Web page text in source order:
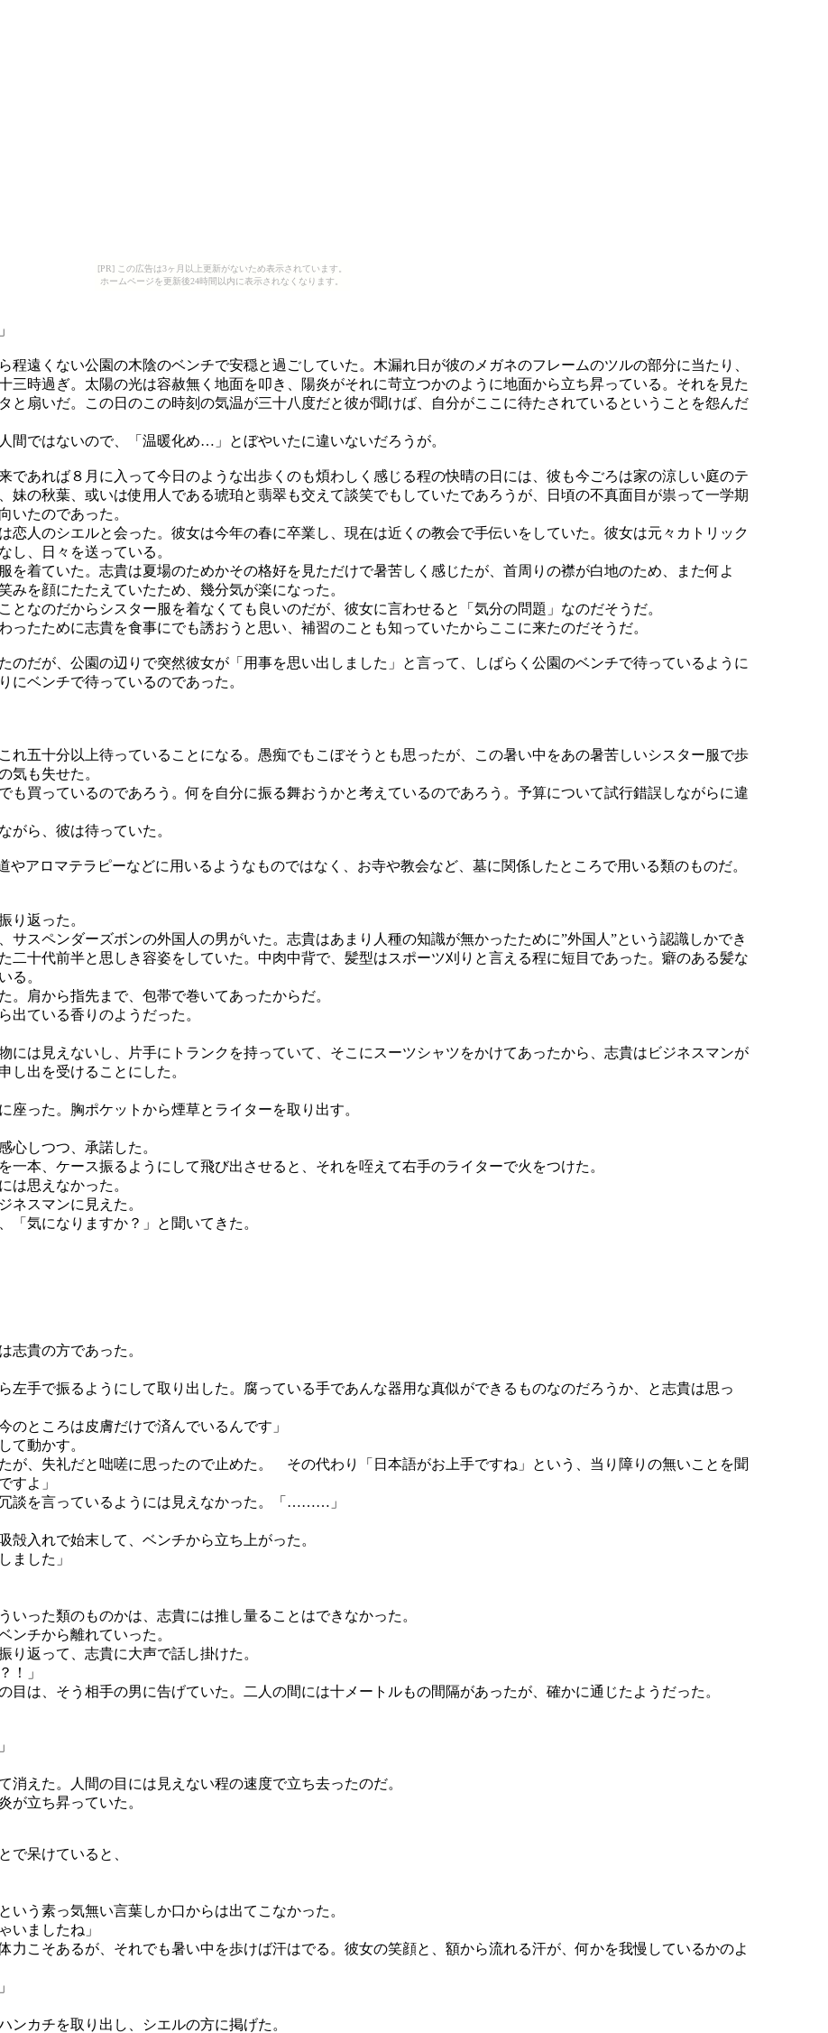
[PR] この広告は3ヶ月以上更新がないため表示されています。
ホームページを更新後24時間以内に表示されなくなります。
遠くない公園の木陰のベンチで安穏と過ごしていた。木漏れ日が彼のメガネのフレームのツルの部分に当たり、
三時過ぎ。太陽の光は容赦無く地面を叩き、陽炎がそれに苛立つかのように地面から立ち昇っている。それを見た
と扇いだ。この日のこの時刻の気温が三十八度だと彼が聞けば、自分がここに待たされているということを怨んだ
ではないので、「温暖化め…」とぼやいたに違いないだろうが。
あれば８月に入って今日のような出歩くのも煩わしく感じる程の快晴の日には、彼も今ごろは家の涼しい庭のテ
妹の秋葉、或いは使用人である琥珀と翡翠も交えて談笑でもしていたであろうが、日頃の不真面目が祟って一学期
いたのであった。
人のシエルと会った。彼女は今年の春に卒業し、現在は近くの教会で手伝いをしていた。彼女は元々カトリック
し、日々を送っている。
着ていた。志貴は夏場のためかその格好を見ただけで暑苦しく感じたが、首周りの襟が白地のため、また何よ
みを顔にたたえていたため、幾分気が楽になった。
なのだからシスター服を着なくても良いのだが、彼女に言わせると「気分の問題」なのだそうだ。
たために志貴を食事にでも誘おうと思い、補習のことも知っていたからここに来たのだそうだ。
だが、公園の辺りで突然彼女が「用事を思い出しました」と言って、しばらく公園のベンチで待っているように
にベンチで待っているのであった。
五十分以上待っていることになる。愚痴でもこぼそうとも思ったが、この暑い中をあの暑苦しいシスター服で歩
気も失せた。
買っているのであろう。何を自分に振る舞おうかと考えているのであろう。予算について試行錯誤しながらに違
ら、彼は待っていた。
アロマテラピーなどに用いるようなものではなく、お寺や教会など、墓に関係したところで用いる類のものだ。
り返った。
スペンダーズボンの外国人の男がいた。志貴はあまり人種の知識が無かったために”外国人”という認識しかでき
二十代前半と思しき容姿をしていた。中肉中背で、髪型はスポーツ刈りと言える程に短目であった。癖のある髪な
る。
肩から指先まで、包帯で巻いてあったからだ。
ている香りのようだった。
には見えないし、片手にトランクを持っていて、そこにスーツシャツをかけてあったから、志貴はビジネスマンが
し出を受けることにした。
った。胸ポケットから煙草とライターを取り出す。
心しつつ、承諾した。
本、ケース振るようにして飛び出させると、それを咥えて右手のライターで火をつけた。
は思えなかった。
スマンに見えた。
気になりますか？」と聞いてきた。
貴の方であった。
左手で振るようにして取り出した。腐っている手であんな器用な真似ができるものなのだろうか、と志貴は思っ
のところは皮膚だけで済んでいるんです」
て動かす。
、失礼だと咄嗟に思ったので止めた。 その代わり「日本語がお上手ですね」という、当り障りの無いことを聞
すよ」
談を言っているようには見えなかった。「………」
入れで始末して、ベンチから立ち上がった。
ました」
った類のものかは、志貴には推し量ることはできなかった。
チから離れていった。
返って、志貴に大声で話し掛けた。
！」
目は、そう相手の男に告げていた。二人の間には十メートルもの間隔があったが、確かに通じたようだった。
えた。人間の目には見えない程の速度で立ち去ったのだ。
立ち昇っていた。
で呆けていると、
う素っ気無い言葉しか口からは出てこなかった。
いましたね」
力こそあるが、それでも暑い中を歩けば汗はでる。彼女の笑顔と、額から流れる汗が、何かを我慢しているかのよ
」
ンカチを取り出し、シエルの方に掲げた。